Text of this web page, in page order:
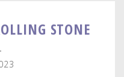
STONE